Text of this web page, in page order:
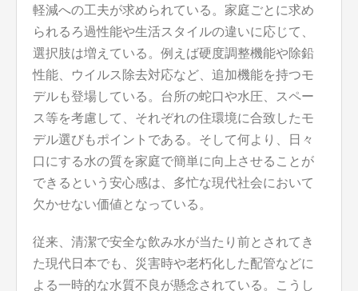
軽減への工夫が求められている。家庭ごとに求め
られるろ過性能や生活スタイルの違いに応じて、
選択肢は増えている。例えば硬度調整機能や除鉛
性能、ウイルス除去対応など、追加機能を持つモ
デルも登場している。台所の蛇口や水圧、スペー
ス等を考慮して、それぞれの住環境に合致したモ
デル選びもポイントである。そして何より、日々
口にする水の質を家庭で簡単に向上させることが
できるという安心感は、多忙な現代社会において
欠かせない価値となっている。
従来、清潔で安全な飲み水が当たり前とされてき
た現代日本でも、災害時や老朽化した配管などに
よる一時的な水質不良が懸念されている。こうし